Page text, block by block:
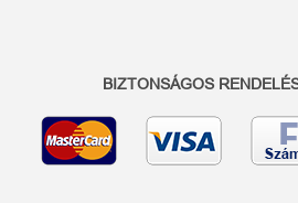
BIZTONSÁGOS